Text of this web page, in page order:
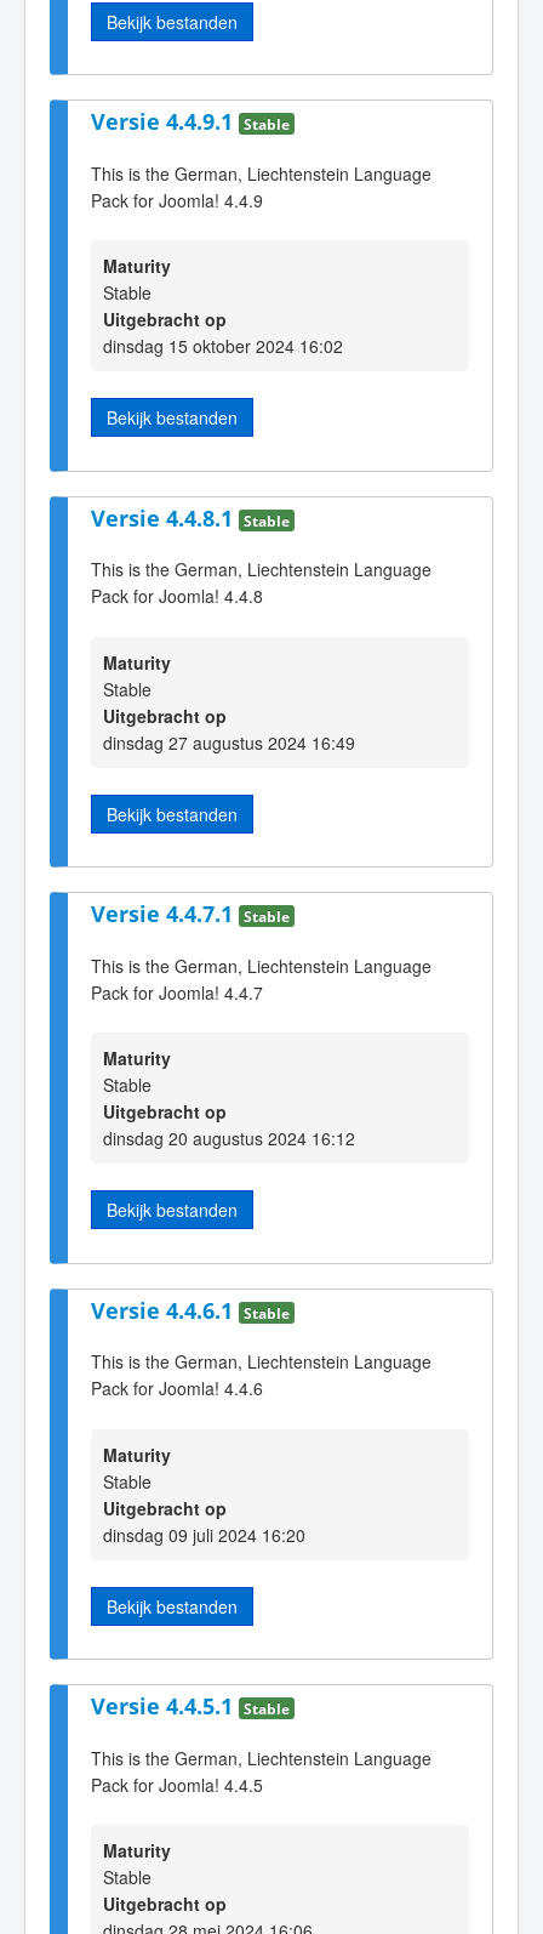
Bekijk bestanden
Versie 4.4.9.1 Stable
This is the German, Liechtenstein Language
Pack for Joomla! 4.4.9
Maturity
Stable
Uitgebracht op
dinsdag 15 oktober 2024 16:02
Bekijk bestanden
Versie 4.4.8.1 Stable
This is the German, Liechtenstein Language
Pack for Joomla! 4.4.8
Maturity
Stable
Uitgebracht op
dinsdag 27 augustus 2024 16:49
Bekijk bestanden
Versie 4.4.7.1 Stable
This is the German, Liechtenstein Language
Pack for Joomla! 4.4.7
Maturity
Stable
Uitgebracht op
dinsdag 20 augustus 2024 16:12
Bekijk bestanden
Versie 4.4.6.1 Stable
This is the German, Liechtenstein Language
Pack for Joomla! 4.4.6
Maturity
Stable
Uitgebracht op
dinsdag 09 juli 2024 16:20
Bekijk bestanden
Versie 4.4.5.1 Stable
This is the German, Liechtenstein Language
Pack for Joomla! 4.4.5
Maturity
Stable
Uitgebracht op